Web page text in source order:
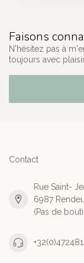
Faisons
N'hésitez pas à
toujours avec
Contact
Rue Saint-
6987
(Pas de